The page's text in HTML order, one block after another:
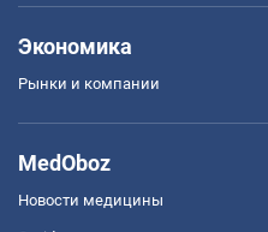
Экономика
Рынки и компании
MedOboz
Новости медицины